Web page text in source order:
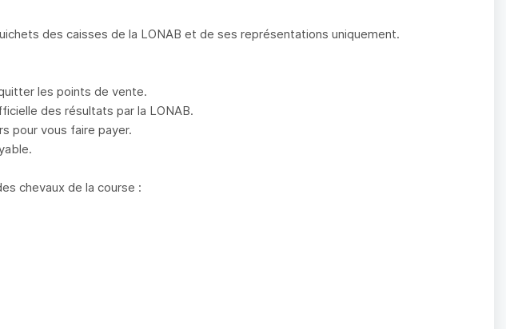
des caisses de la LONAB et de ses représentations uniquement.
les points de vente.
des résultats par la LONAB.
pour vous faire payer.
chevaux de la course :